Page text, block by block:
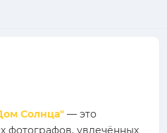
Солнца" — это
фотографов, увлечённых